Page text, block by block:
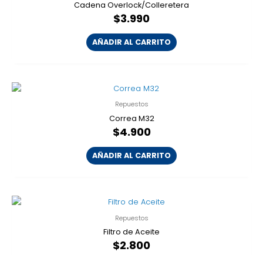
Cadena Overlock/Colleretera
$3.990
AÑADIR AL CARRITO
Repuestos
Correa M32
$4.900
AÑADIR AL CARRITO
Repuestos
Filtro de Aceite
$2.800